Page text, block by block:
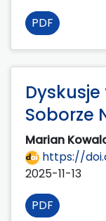
PDF
Soborze
Marian
https://
2025-11-13
PDF